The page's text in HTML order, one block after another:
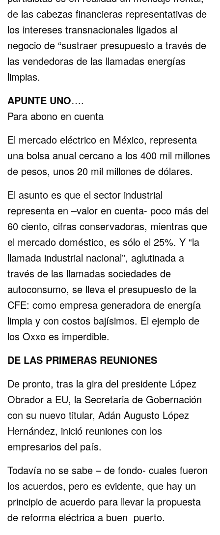
de las cabezas financieras representativas de
los intereses transnacionales ligados al
negocio de “sustraer presupuesto a través de
las vendedoras de las llamadas energías
limpias.
APUNTE UNO….
Para abono en cuenta
El mercado eléctrico en México, representa
una bolsa anual cercano a los 400 mil millones
de pesos, unos 20 mil millones de dólares.
El asunto es que el sector industrial
representa en –valor en cuenta- poco más del
60 ciento, cifras conservadoras, mientras que
el mercado doméstico, es sólo el 25%. Y “la
llamada industrial nacional”, aglutinada a
través de las llamadas sociedades de
autoconsumo, se lleva el presupuesto de la
CFE: como empresa generadora de energía
limpia y con costos bajísimos. El ejemplo de
los Oxxo es imperdible.
DE LAS PRIMERAS REUNIONES
De pronto, tras la gira del presidente López
Obrador a EU, la Secretaria de Gobernación
con su nuevo titular, Adán Augusto López
Hernández, inició reuniones con los
empresarios del país.
Todavía no se sabe – de fondo- cuales fueron
los acuerdos, pero es evidente, que hay un
principio de acuerdo para llevar la propuesta
de reforma eléctrica a buen puerto.